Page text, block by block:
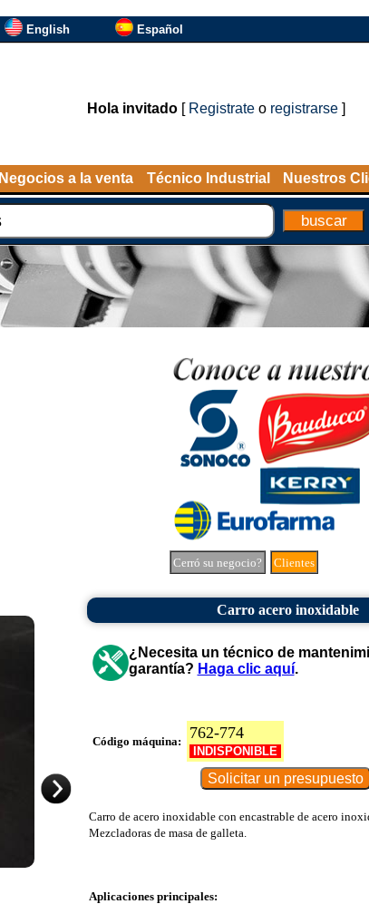
English Español
Hola invitado[ Registrateo registrarse]
Negocios a la venta Técnico Industrial Nuestros
Cerró su negocio? Clientes
Carro acero inoxidable
¿Necesita un técnico de
garantía? Haga clic aquí.
Código máquina: 762-774
INDISPONIBLE
Carro de acero inoxidable con encastrable de acero
Mezcladoras de masa de galleta.
Aplicaciones principales: